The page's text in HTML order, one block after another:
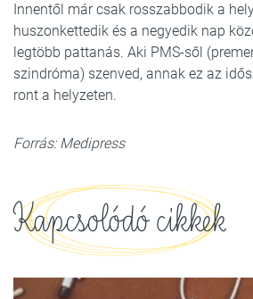
Innentől már csak rosszabbodik a
huszonkettedik és a negyedik nap
legtöbb pattanás. Aki PMS-sől
szindróma) szenved, annak ez az
ront a helyzeten.
Forrás: Medipress
Kapcsolódó cikkek